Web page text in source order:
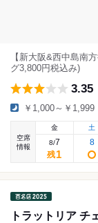
【新大阪&西中島南
グ3,800円税込み)
3.35
￥1,000～￥1,999
空席
情報
金
8/7
残1
土
8
トラットリア チ